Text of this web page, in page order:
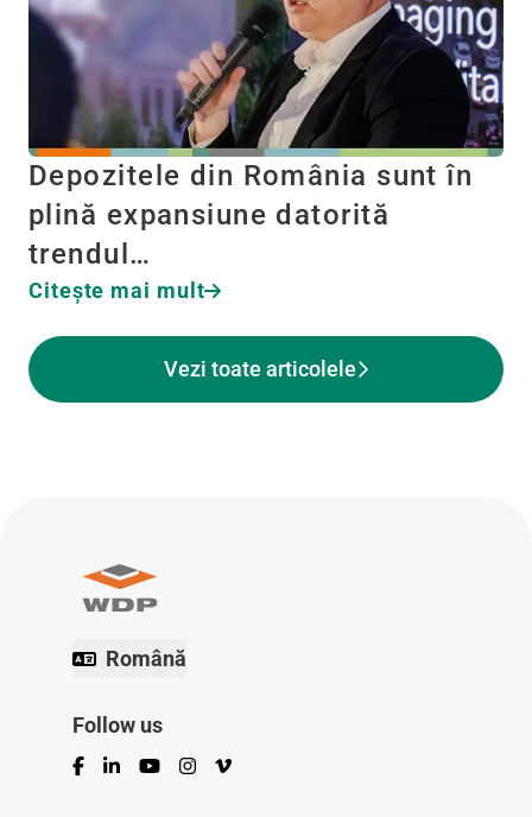
Depozitele din România sunt în
plină expansiune datorită
trendul…
Citeşte mai mult
Vezi toate articolele
Română
Follow us
Facebook
LinkedInYouTubeInstagram
Vimeo